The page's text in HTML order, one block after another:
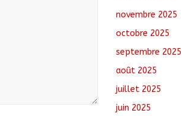
novembre 2025
octobre 2025
septembre 2025
août 2025
juillet 2025
juin 2025